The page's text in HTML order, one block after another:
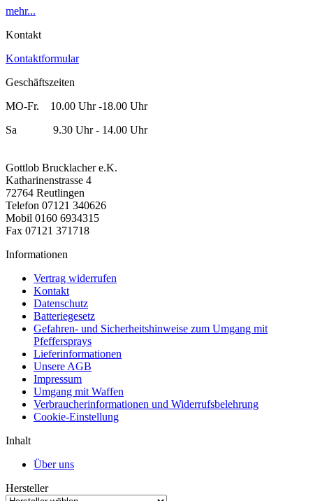
mehr...
Kontakt
Kontaktformular
Geschäftszeiten
MO-Fr. 10.00 Uhr -18.00 Uhr
Sa 9.30 Uhr - 14.00 Uhr
Gottlob Brucklacher e.K.
Katharinenstrasse 4
72764 Reutlingen
Telefon 07121 340626
Mobil 0160 6934315
Fax 07121 371718
Informationen
Vertrag widerrufen
Kontakt
Datenschutz
Batteriegesetz
Gefahren- und Sicherheitshinweise zum Umgang mit
Pfeffersprays
Lieferinformationen
Unsere AGB
Impressum
Umgang mit Waffen
Verbraucherinformationen und Widerrufsbelehrung
Cookie-Einstellung
Inhalt
Über uns
Hersteller